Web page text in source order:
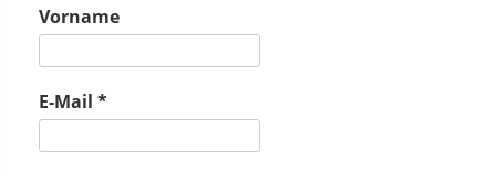
Vorname
E-Mail *